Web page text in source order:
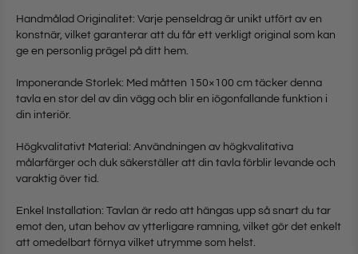
Handmålad Originalitet: Varje penseldrag är unikt utfört av en
konstnär, vilket garanterar att du får ett verkligt original som kan
ge en personlig prägel på ditt hem.
Imponerande Storlek: Med måtten 150×100 cm täcker denna
tavla en stor del av din vägg och blir en iögonfallande funktion i
din interiör.
Högkvalitativt Material: Användningen av högkvalitativa
målarfärger och duk säkerställer att din tavla förblir levande och
varaktig över tid.
Enkel Installation: Tavlan är redo att hängas upp så snart du tar
emot den, utan behov av ytterligare ramning, vilket gör det enkelt
att omedelbart förnya vilket utrymme som helst.